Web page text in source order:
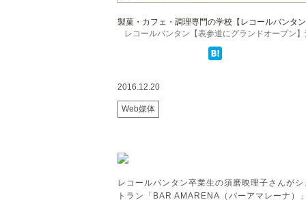
製菓・カフェ・調理専門の学校【レコールバンタ
レコールバンタン【表参道にグランドオープン
2016.12.20
Web媒体
レコールバンタン卒業生の須磨映理子さんが
トラン「BAR AMARENA（バーアマレーナ）